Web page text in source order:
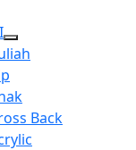
Show
menu
Back